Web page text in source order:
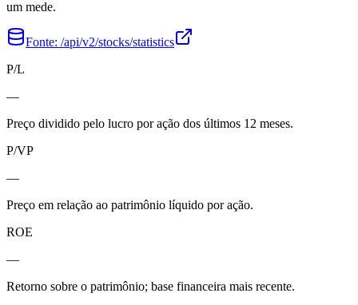
um mede.
Fonte: /api/v2/stocks/statistics
P/L
—
Preço dividido pelo lucro por ação dos últimos 12 meses.
P/VP
—
Preço em relação ao patrimônio líquido por ação.
ROE
—
Retorno sobre o patrimônio; base financeira mais recente.